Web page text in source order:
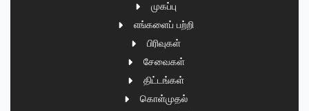
முகப்பு
எங்களைப் பற்றி
பிரிவுகள்
சேவைகள்
திட்டங்கள்
கொள்முதல்